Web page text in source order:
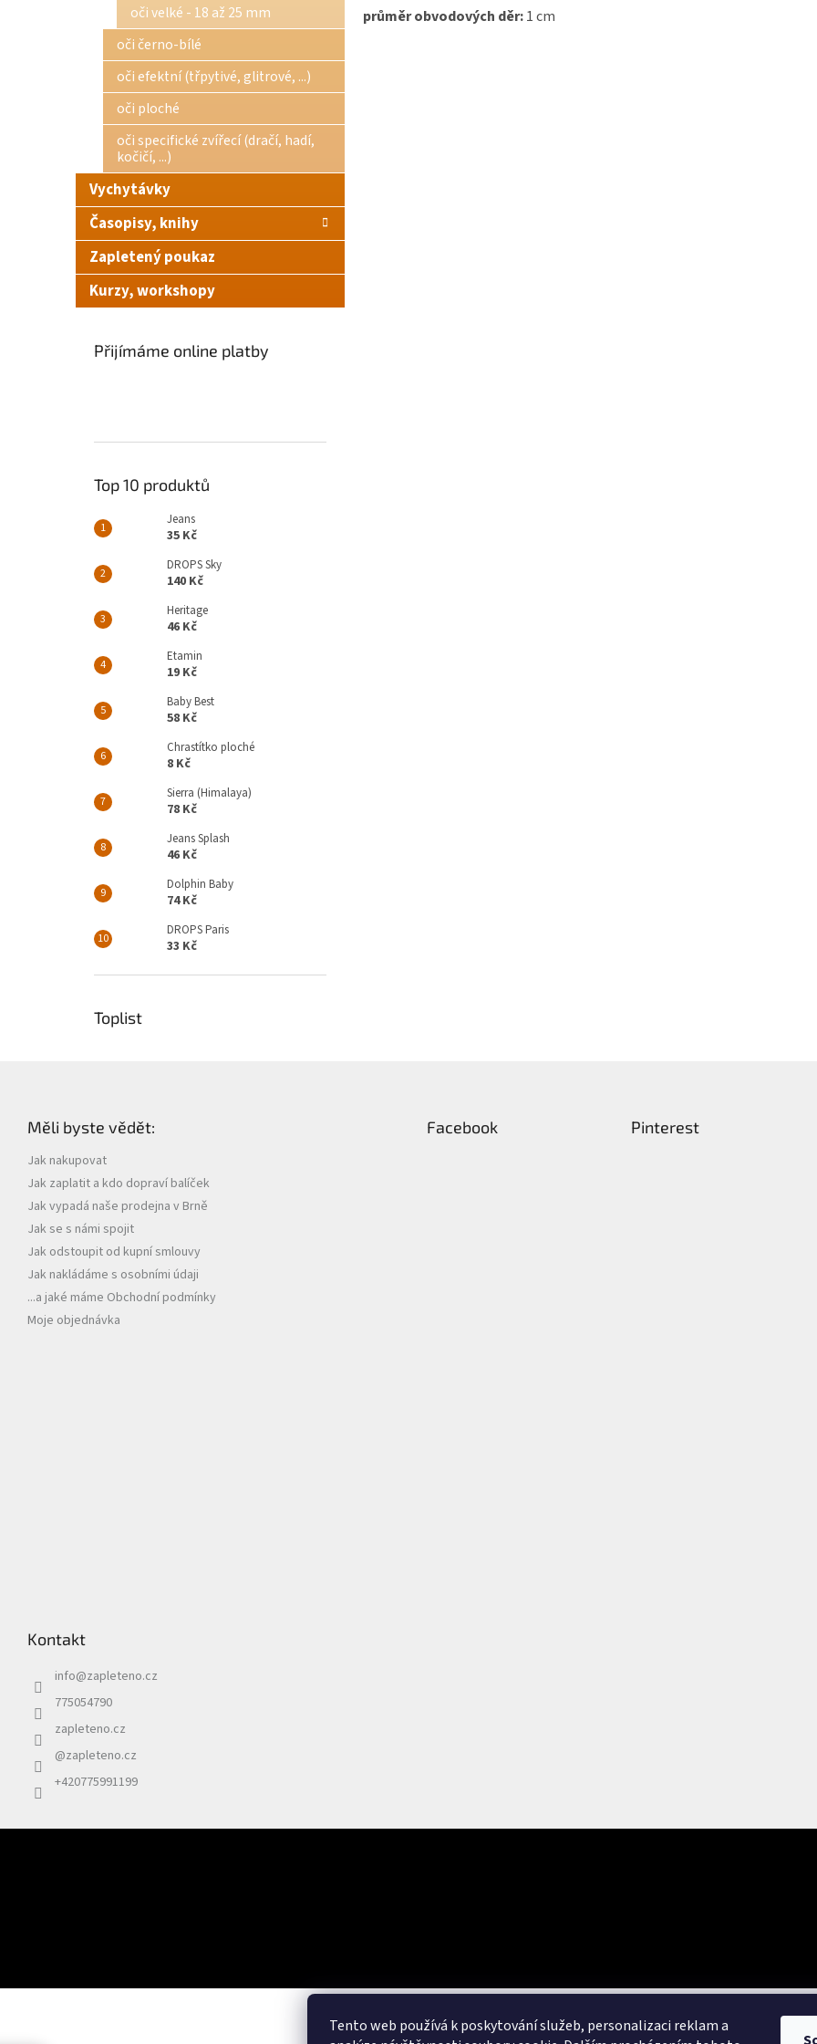
Tento web používá k poskytování služeb, personalizaci reklam a
oči velké - 18 až 25 mm
oči černo-bílé
oči efektní (třpytivé, glitrové, ...)
oči ploché
oči specifické zvířecí (dračí, hadí,
kočičí, ...)
Vychytávky
Časopisy, knihy
Zapletený poukaz
Kurzy, workshopy
Přijímáme online platby
Top 10 produktů
Jeans
35 Kč
DROPS Sky
140 Kč
Heritage
46 Kč
Etamin
19 Kč
Baby Best
58 Kč
Chrastítko ploché
8 Kč
Sierra (Himalaya)
78 Kč
Jeans Splash
46 Kč
Dolphin Baby
74 Kč
DROPS Paris
33 Kč
Toplist
průměr obvodových děr:1 cm
Měli byste vědět:
Jak nakupovat
Jak zaplatit a kdo dopraví balíček
Jak vypadá naše prodejna v Brně
Jak se s námi spojit
Jak odstoupit od kupní smlouvy
Jak nakládáme s osobními údaji
...a jaké máme Obchodní podmínky
Moje objednávka
Facebook Pinterest
Kontakt
info@zapleteno.cz
775054790
zapleteno.cz
@zapleteno.cz
+420775991199